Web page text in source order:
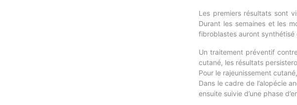
Les premiers résultats sont
Durant les semaines et les
fibroblastes auront synthétisé
Un traitement préventif
cutané, les résultats
Pour le rajeunissement
Dans le cadre de l’alopécie
ensuite suivie d’une phase